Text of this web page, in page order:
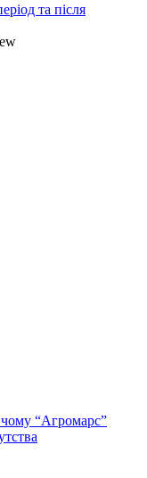
та після
чому “Агромарс”